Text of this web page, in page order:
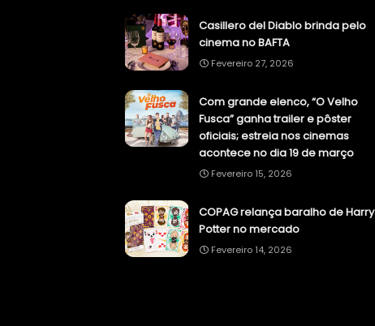
Casillero del Diablo brinda pelo
cinema no BAFTA
Fevereiro 27, 2026
Com grande elenco, “O Velho
Fusca” ganha trailer e pôster
oficiais; estreia nos cinemas
acontece no dia 19 de março
Fevereiro 15, 2026
COPAG relança baralho de Harry
Potter no mercado
Fevereiro 14, 2026